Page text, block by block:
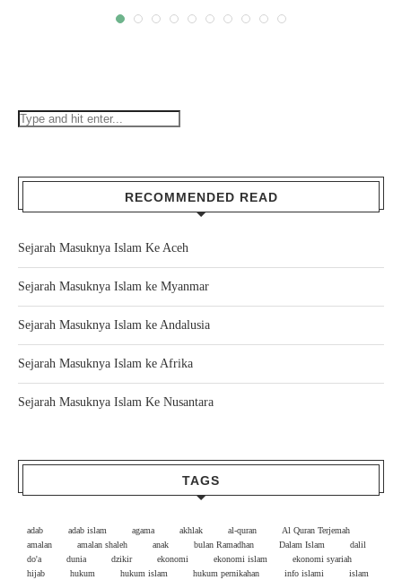
RECOMMENDED READ
Sejarah Masuknya Islam Ke Aceh
Sejarah Masuknya Islam ke Myanmar
Sejarah Masuknya Islam ke Andalusia
Sejarah Masuknya Islam ke Afrika
Sejarah Masuknya Islam Ke Nusantara
TAGS
adab adab islam agama akhlak al-quran
Al Quran Terjemah
amalan
amalan shaleh anak bulan Ramadhan Dalam Islam
dalil
do'a
dunia dzikir ekonomi ekonomi islam
ekonomi syariah
hijab
hukum hukum islam hukum pernikahan info islami islam